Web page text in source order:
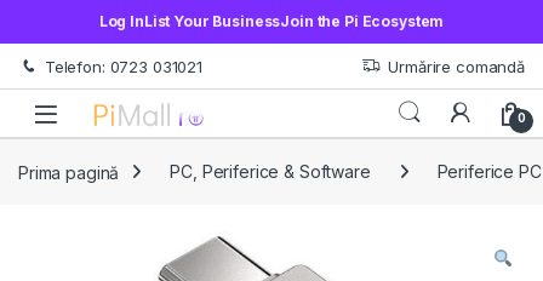
Log InList Your BusinessJoin the Pi Ecosystem
Treci la navigare
Sări la conținut
Telefon: 0723 031021 Urmărire comandă
Open 0
Prima pagină PC, Periferice & Software Periferice PC